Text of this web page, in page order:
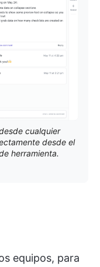
cualquier
desde el
herramienta.
equipos, para